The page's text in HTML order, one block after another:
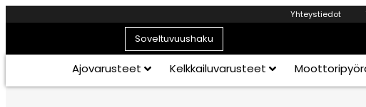
Yhteystiedot
Soveltuvuushaku
Ajovarusteet Kelkkailuvarusteet